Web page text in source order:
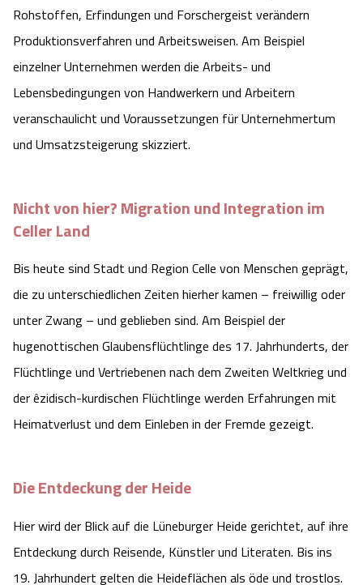
Rohstoffen, Erfindungen und Forschergeist verändern
Produktionsverfahren und Arbeitsweisen. Am Beispiel
einzelner Unternehmen werden die Arbeits- und
Lebensbedingungen von Handwerkern und Arbeitern
veranschaulicht und Voraussetzungen für Unternehmertum
und Umsatzsteigerung skizziert.
Nicht von hier? Migration und Integration im
Celler Land
Bis heute sind Stadt und Region Celle von Menschen geprägt,
die zu unterschiedlichen Zeiten hierher kamen – freiwillig oder
unter Zwang – und geblieben sind. Am Beispiel der
hugenottischen Glaubensflüchtlinge des 17. Jahrhunderts, der
Flüchtlinge und Vertriebenen nach dem Zweiten Weltkrieg und
der êzidisch-kurdischen Flüchtlinge werden Erfahrungen mit
Heimatverlust und dem Einleben in der Fremde gezeigt.
Die Entdeckung der Heide
Hier wird der Blick auf die Lüneburger Heide gerichtet, auf ihre
Entdeckung durch Reisende, Künstler und Literaten. Bis ins
19. Jahrhundert gelten die Heideflächen als öde und trostlos.